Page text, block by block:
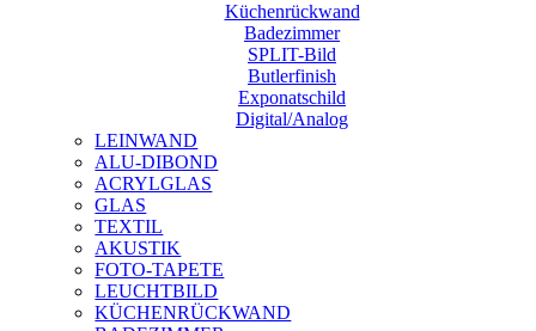
Küchenrückwand
Badezimmer
SPLIT-Bild
Butlerfinish
Exponatschild
Digital/Analog
LEINWAND
ALU-DIBOND
ACRYLGLAS
GLAS
TEXTIL
AKUSTIK
FOTO-TAPETE
LEUCHTBILD
KÜCHENRÜCKWAND